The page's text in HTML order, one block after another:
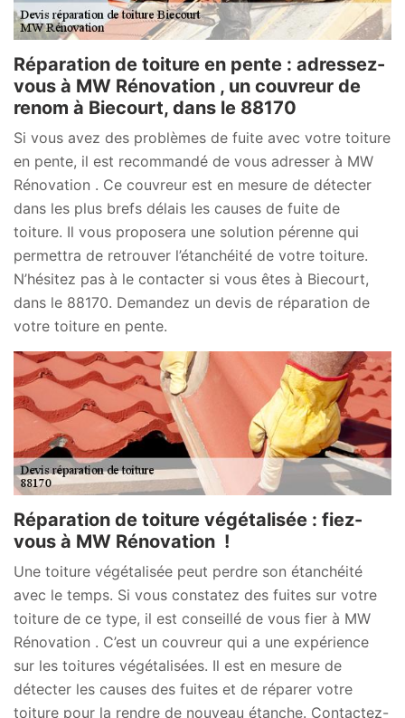
Réparation de toiture en pente : adressez-
vous à MW Rénovation , un couvreur de
renom à Biecourt, dans le 88170
Si vous avez des problèmes de fuite avec votre toiture
en pente, il est recommandé de vous adresser à MW
Rénovation . Ce couvreur est en mesure de détecter
dans les plus brefs délais les causes de fuite de
toiture. Il vous proposera une solution pérenne qui
permettra de retrouver l’étanchéité de votre toiture.
N’hésitez pas à le contacter si vous êtes à Biecourt,
dans le 88170. Demandez un devis de réparation de
votre toiture en pente.
Réparation de toiture végétalisée : fiez-
vous à MW Rénovation !
Une toiture végétalisée peut perdre son étanchéité
avec le temps. Si vous constatez des fuites sur votre
toiture de ce type, il est conseillé de vous fier à MW
Rénovation . C’est un couvreur qui a une expérience
sur les toitures végétalisées. Il est en mesure de
détecter les causes des fuites et de réparer votre
toiture pour la rendre de nouveau étanche. Contactez-